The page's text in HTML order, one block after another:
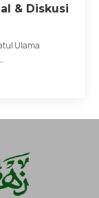
& Diskusi
Ulama
…